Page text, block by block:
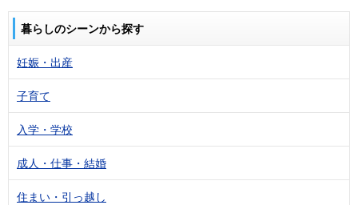
暮らしのシーンから探す
妊娠・出産
子育て
入学・学校
成人・仕事・結婚
住まい・引っ越し